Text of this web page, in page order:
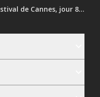
Festival de Cannes, jour 8: le gai bonheur du cinéma